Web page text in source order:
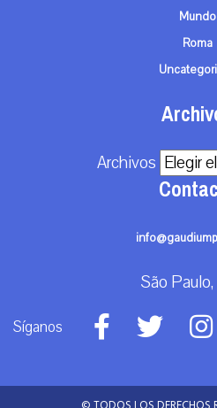
Mundo
Roma
Archivos
São
Síganos